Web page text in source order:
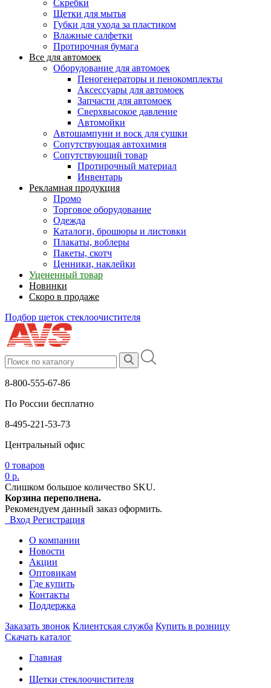
Скребки
Щетки для мытья
Губки для ухода за пластиком
Влажные салфетки
Протирочная бумага
Все для автомоек
Оборудование для автомоек
Пеногенераторы и пенокомплекты
Аксессуары для автомоек
Запчасти для автомоек
Сверхвысокое давление
Автомойки
Автошампуни и воск для сушки
Сопутствующая автохимия
Сопутствующий товар
Протирочный материал
Инвентарь
Рекламная продукция
Промо
Торговое оборудование
Одежда
Каталоги, брошюры и листовки
Плакаты, воблеры
Пакеты, скотч
Ценники, наклейки
Уцененный товар
Новинки
Скоро в продаже
Подбор щеток стеклоочистителя
8-800-555-67-86
По России бесплатно
8-495-221-53-73
Центральный офис
0 товаров
0 р.
Слишком большое количество SKU.
Корзина переполнена.
Рекомендуем данный заказ оформить.
Вход Регистрация
О компании
Новости
Акции
Оптовикам
Где купить
Контакты
Поддержка
Заказать звонок Клиентская служба Купить в розницу
Скачать каталог
Главная
Щетки стеклоочистителя